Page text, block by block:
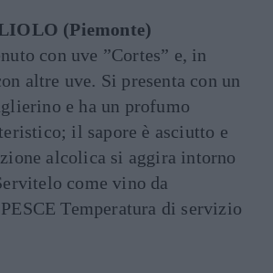
(Piemonte)
con uve ”Cortes” e, in
altre uve. Si presenta con un
e ha un profumo
il sapore è asciutto e
alcolica si aggira intorno
come vino da
Temperatura di servizio